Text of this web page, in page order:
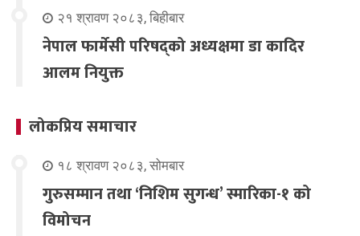
२१ श्रावण २०८३, बिहीबार
नेपाल फार्मेसी परिषद्को अध्यक्षमा डा कादिर
आलम नियुक्त
लोकप्रिय समाचार
१८ श्रावण २०८३, सोमबार
गुरुसम्मान तथा ‘निशिम सुगन्ध’ स्मारिका-१ को
विमोचन